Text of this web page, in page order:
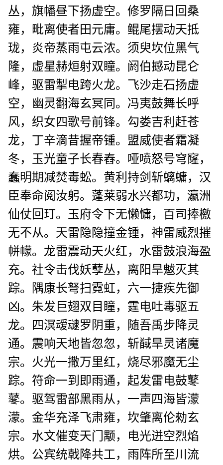
丛，旗幡昼下扬虚空。修罗隔日回桑
雍，毗离使者田元庸。鲲尾摆动天抵
珑，炎帝蒸雨屯云浓。须臾坎位黑气
隆，虚星赫烜射双瞳。阏伯撼动昆仑
峰，驱雷掣电跨火龙。飞沙走石扬虚
空，幽灵翻海玄冥同。冯夷鼓舞长呼
风，织女四歌号前锋。勾娄吉利赶苍
龙，丁辛滴昔握帝锺。盟威使者霜凝
冬，玉光童子长春舂。哑喷怒号穹窿，
蠢明期减焚毒蚣。黄利持剑斩螭䗤，汉
臣奉命阅汝躬。蓬莱弱水兴都功，瀛洲
仙仗回玎。玉府令下无懒慵，百司捧檄
无不从。天雷隐隐撞金锺，神雷威烈摧
帡幪。龙雷震动天火红，水雷鼓浪海盈
充。社令击伐妖孽丛，离阳旱魃灭其
踪。隅康长弩扫霓虹，六一捷疾先御
凶。朱发巨翅双目瞳，霆电吐毒驱五
龙。四溟叆叇罗阴重，随吾禹步降灵
通。震响天地皆忽忽，斩馘旱灵诸魔
宗。火光一撒万里红，烧尽邪魔无尘
踪。符命一到即雨通，起发雷电鼓鼕
鼕。驱驾雷部黑雨从，一声四海皆濛
濛。金华充泽飞肃雍，坎肇离伦勑玄
宗。水文催变天门颙，电光迸空烈焰
烘。公宾统戟降共工，雨阵所至川流